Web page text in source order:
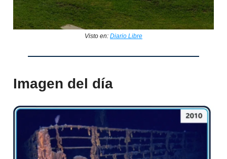
Visto en: Diario Libre
Imagen del día